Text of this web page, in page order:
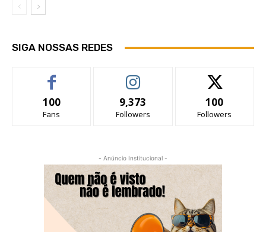
SIGA NOSSAS REDES
100
Fans
9,373
Followers
100
Followers
- Anúncio Institucional -